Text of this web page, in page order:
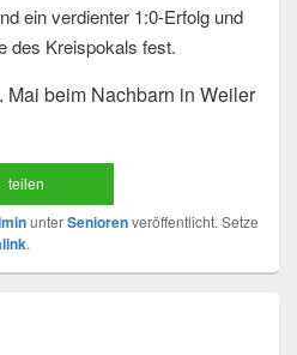
ein verdienter 1:0-Erfolg und
des Kreispokals fest.
Mai beim Nachbarn in Weiler
teilen
unterSeniorenveröffentlicht. Setze
.